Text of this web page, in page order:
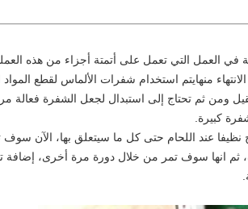
في العمل التي تعمل على أتمتة أجزاء من هذه
منهايتم استخدام شفرات الألماس لقطع
ومن ثم تحتاج إلى استبدال لجعل الشفرة فعالة
كبيرة.
ثم انها سوف تمر من خلال دورة مرة أخرى،